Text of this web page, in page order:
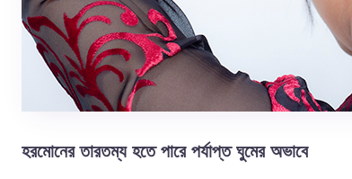
হরমোনের তারতম্য হতে পারে পর্যাপ্ত ঘুমের অভাবে